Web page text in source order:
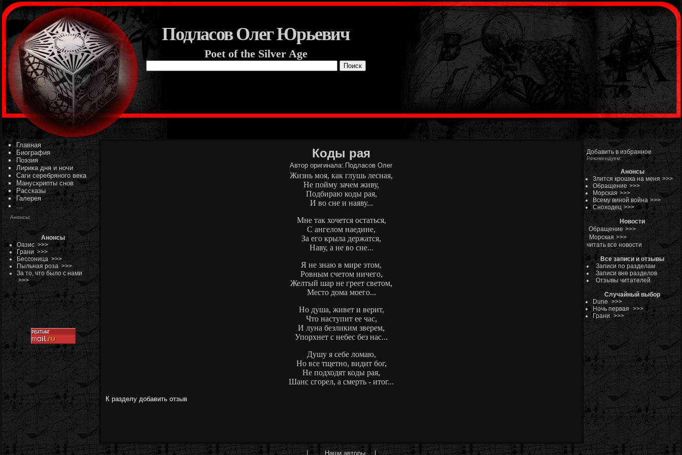
Подласов Олег Юрьевич
Poet of the Silver Age
Добавить в избранное
Рекомендуем:
Анонсы
Злится крошка на меня >>>
Обращение >>>
Морская >>>
Всему виной война >>>
Сноходец >>>
Новости
Обращение >>>
Морская >>>
читать все новости
Все записи и отзывы
Записи по разделам
Записи вне разделов
Отзывы читателей
Случайный выбор
Dune >>>
Ночь первая >>>
Грани >>>
Главная
Биография
Поэзия
Лирика дня и ночи
Саги серебряного века
Манускрипты снов
Рассказы
Галерея
...
Анонсы:
Анонсы
Оазис >>>
Грани >>>
Бессоница >>>
Пыльная роза >>>
За то, что было с нами
>>>
Коды рая
Автор оригинала: Подласов Олег
Жизнь моя, как глушь лесная,
Не пойму зачем живу,
Подбираю коды рая,
И во сне и наяву...
Мне так хочется остаться,
С ангелом наедине,
За его крыла держатся,
Наву, а не во сне...
Я не знаю в мире этом,
Ровным счетом ничего,
Желтый шар не греет светом,
Место дома моего...
Но душа, живет и верит,
Что наступит ее час,
И луна безликим зверем,
Упорхнет с небес без нас...
Душу я себе ломаю,
Но все тщетно, видит бог,
Не подходят коды рая,
Шанс сгорел, а смерть - итог...
К разделу добавить отзыв
Наши авторы